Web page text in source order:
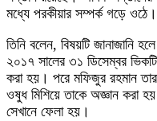
মধ্যে পরকীয়ার সম্পর্ক গড়ে ওঠে।
তিনি বলেন, বিষয়টি জানাজানি
২০১৭ সালের ৩১ ডিসেম্বর
করা হয়। পরে মফিজুর রহমান
ওষুধ মিশিয়ে তাকে অজ্ঞান করা
সেখানে ফেলা হয়।